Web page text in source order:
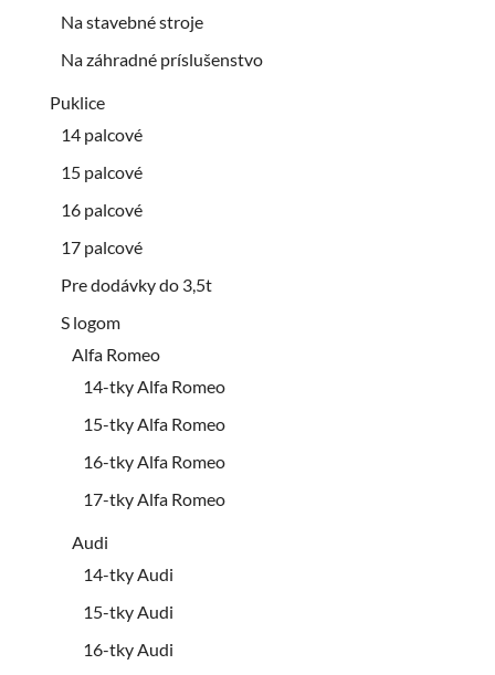
Na stavebné stroje
Na záhradné príslušenstvo
Puklice
14 palcové
15 palcové
16 palcové
17 palcové
Pre dodávky do 3,5t
S logom
Alfa Romeo
14-tky Alfa Romeo
15-tky Alfa Romeo
16-tky Alfa Romeo
17-tky Alfa Romeo
Audi
14-tky Audi
15-tky Audi
16-tky Audi